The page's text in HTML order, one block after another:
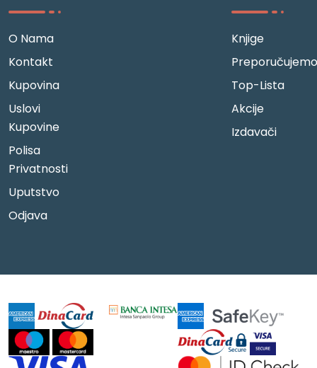
O Nama
Kontakt
Kupovina
Uslovi
Kupovine
Polisa
Privatnosti
Uputstvo
Odjava
Knjige
Preporučujemo
Top-Lista
Akcije
Izdavači